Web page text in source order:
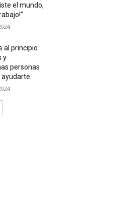
el mundo,
al principio.
y
personas